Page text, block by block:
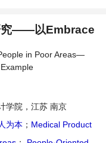
究——以Embrace
in Poor Areas—
学院，江苏 南京
为本 ； Medical Product